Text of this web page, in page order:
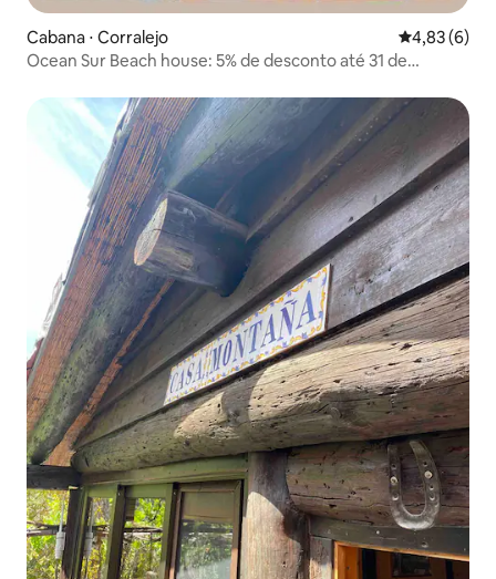
Cabana ⋅ Corralejo 4,83 de uma
4,83 (6)
Ocean Sur Beach house: 5% de desconto até 31 de